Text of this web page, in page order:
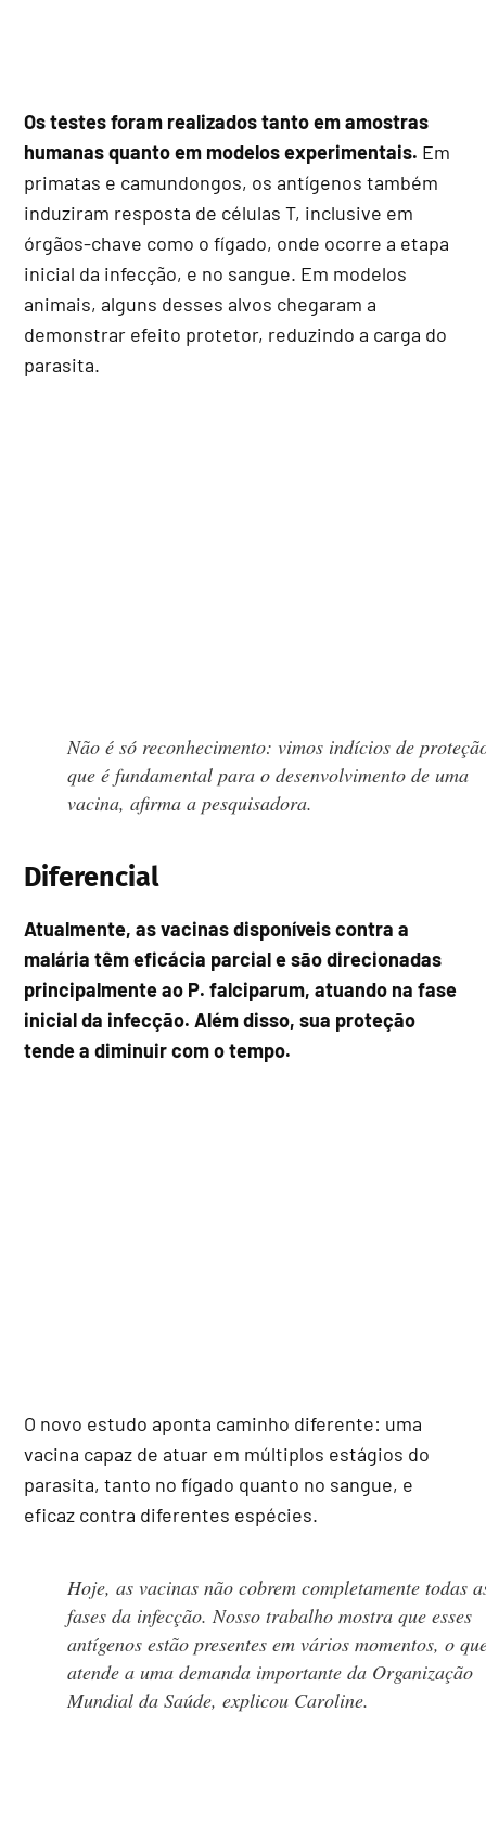
Os testes foram realizados tanto em amostras
humanas quanto em modelos experimentais. Em
primatas e camundongos, os antígenos também
induziram resposta de células T, inclusive em
órgãos-chave como o fígado, onde ocorre a etapa
inicial da infecção, e no sangue. Em modelos
animais, alguns desses alvos chegaram a
demonstrar efeito protetor, reduzindo a carga do
parasita.
Não é só reconhecimento: vimos indícios de
que é fundamental para o desenvolvimento de uma
vacina, afirma a pesquisadora.
Diferencial
Atualmente, as vacinas disponíveis contra a
malária têm eficácia parcial e são direcionadas
principalmente ao P. falciparum, atuando na fase
inicial da infecção. Além disso, sua proteção
tende a diminuir com o tempo.
O novo estudo aponta caminho diferente: uma
vacina capaz de atuar em múltiplos estágios do
parasita, tanto no fígado quanto no sangue, e
eficaz contra diferentes espécies.
Hoje, as vacinas não cobrem completamente todas
fases da infecção. Nosso trabalho mostra que esses
antígenos estão presentes em vários momentos, o
atende a uma demanda importante da Organização
Mundial da Saúde, explicou Caroline.